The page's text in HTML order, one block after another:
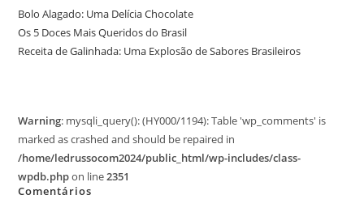
Bolo Alagado: Uma Delícia Chocolate
Os 5 Doces Mais Queridos do Brasil
Receita de Galinhada: Uma Explosão de Sabores Brasileiros
Warning: mysqli_query(): (HY000/1194): Table 'wp_comments' is
marked as crashed and should be repaired in
/home/ledrussocom2024/public_html/wp-includes/class-
wpdb.phpon line2351
Comentários